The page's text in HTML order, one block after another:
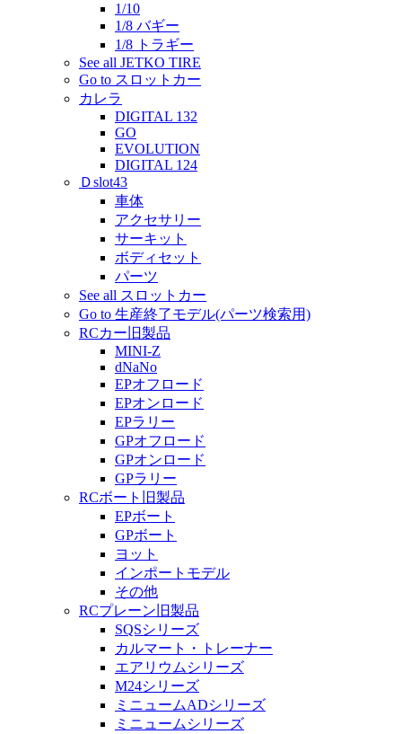
1/10
1/8 バギー
1/8 トラギー
See all JETKO TIRE
Go to スロットカー
カレラ
DIGITAL 132
GO
EVOLUTION
DIGITAL 124
Ｄslot43
車体
アクセサリー
サーキット
ボディセット
パーツ
See all スロットカー
Go to 生産終了モデル(パーツ検索用)
RCカー旧製品
MINI-Z
dNaNo
EPオフロード
EPオンロード
EPラリー
GPオフロード
GPオンロード
GPラリー
RCボート旧製品
EPボート
GPボート
ヨット
インポートモデル
その他
RCプレーン旧製品
SQSシリーズ
カルマート・トレーナー
エアリウムシリーズ
M24シリーズ
ミニュームADシリーズ
ミニュームシリーズ